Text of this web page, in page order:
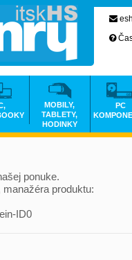
ponuke.
produktu:
ID0
MOBILY,
TABLETY,
HODINKY
PC